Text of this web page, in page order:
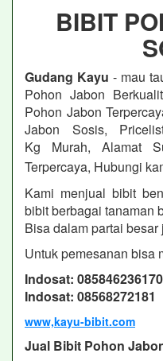
BIBIT
Gudang Kayu - mau
Pohon Jabon
Pohon Jabon
Jabon Sosis,
Kg Murah, Alamat
Terpercaya, Hubungi
Kami menjual bibit
bibit berbagai tanaman
Bisa dalam partai besar
Untuk pemesanan bisa
Indosat: 085846236170
Indosat: 08568272181
www,kayu-bibit.com
Jual Bibit Pohon